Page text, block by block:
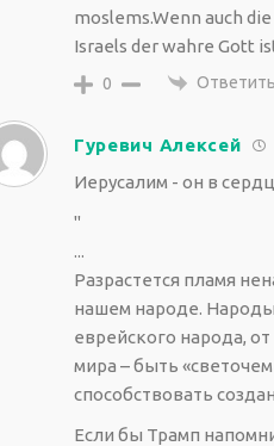
moslems.Wenn auch
Israels der wahre Gott
0 Ответить
Гуревич Алексей
Иерусалим - он в
"
...
Разрастется пламя
нашем народе. Народы
еврейского народа,
мира – быть
способствовать
Если бы Трамп